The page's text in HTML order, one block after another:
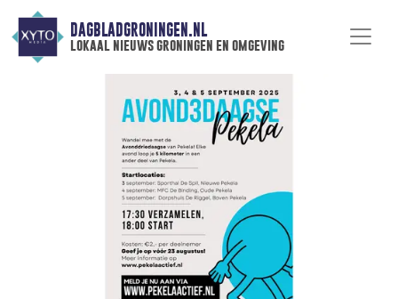
DAGBLADGRONINGEN.NL
lokaal nieuws groningen en omgeving